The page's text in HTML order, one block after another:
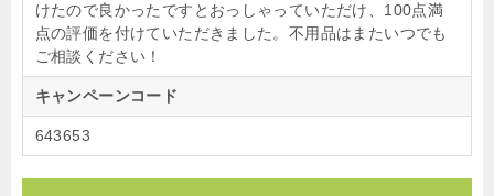
けたので良かったですとおっしゃっていただけ、100点満
点の評価を付けていただきました。不用品はまたいつでも
ご相談ください！
キャンペーンコード
643653